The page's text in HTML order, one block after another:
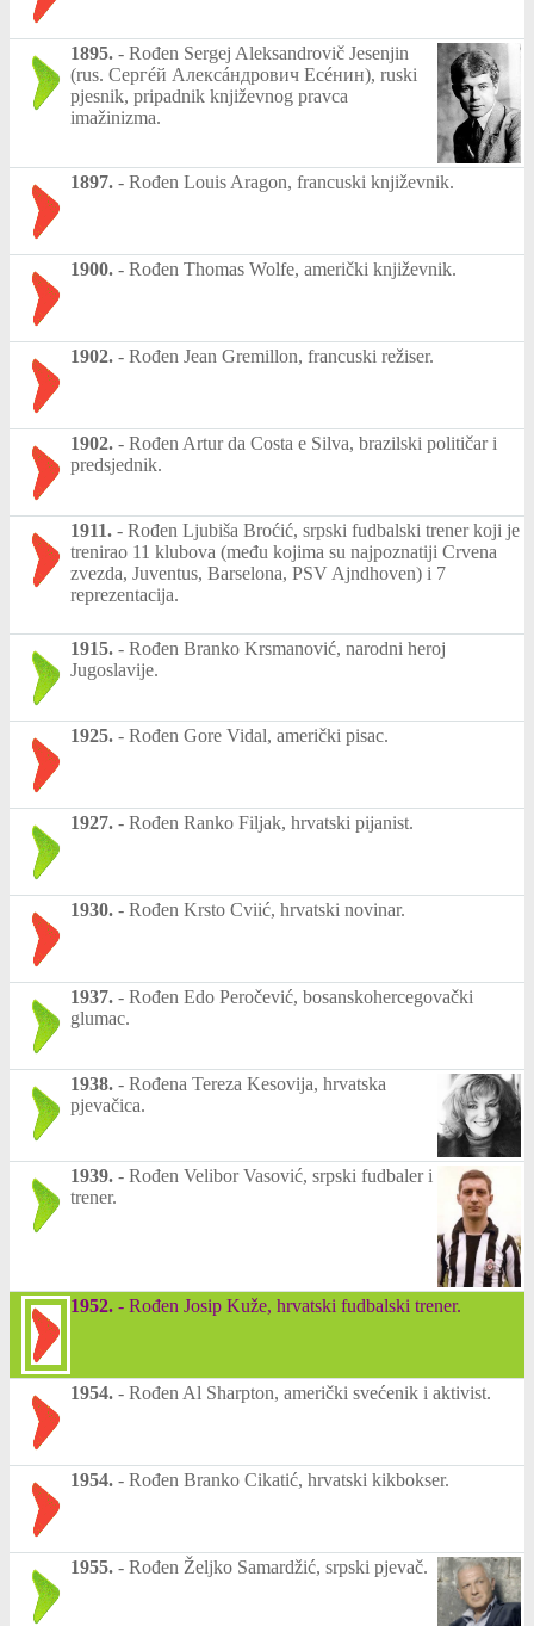
1895. - Rođen Sergej Aleksandrovič Jesenjin
(rus. Сергéй Алексáндрович Есéнин), ruski
pjesnik, pripadnik književnog pravca
imažinizma.
1897. - Rođen Louis Aragon, francuski književnik.
1900. - Rođen Thomas Wolfe, američki književnik.
1902. - Rođen Jean Gremillon, francuski režiser.
1902. - Rođen Artur da Costa e Silva, brazilski političar i
predsjednik.
1911. - Rođen Ljubiša Broćić, srpski fudbalski trener koji je
trenirao 11 klubova (među kojima su najpoznatiji Crvena
zvezda, Juventus, Barselona, PSV Ajndhoven) i 7
reprezentacija.
1915. - Rođen Branko Krsmanović, narodni heroj
Jugoslavije.
1925. - Rođen Gore Vidal, američki pisac.
1927. - Rođen Ranko Filjak, hrvatski pijanist.
1930. - Rođen Krsto Cviić, hrvatski novinar.
1937. - Rođen Edo Peročević, bosanskohercegovački
glumac.
1938. - Rođena Tereza Kesovija, hrvatska
pjevačica.
1939. - Rođen Velibor Vasović, srpski fudbaler i
trener.
1952. - Rođen Josip Kuže, hrvatski fudbalski trener.
1954. - Rođen Al Sharpton, američki svećenik i aktivist.
1954. - Rođen Branko Cikatić, hrvatski kikbokser.
1955. - Rođen Željko Samardžić, srpski pjevač.